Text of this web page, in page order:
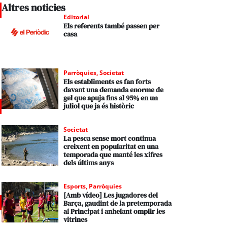
Altres noticies
Editorial
Els referents també passen per
casa
Parròquies,Societat
Els establiments es fan forts
davant una demanda enorme de
gel que apuja fins al 95% en un
juliol que ja és històric
Societat
La pesca sense mort continua
creixent en popularitat en una
temporada que manté les xifres
dels últims anys
Esports, Parròquies
[Amb vídeo] Les jugadores del
Barça, gaudint de la pretemporada
al Principat i anhelant omplir les
vitrines